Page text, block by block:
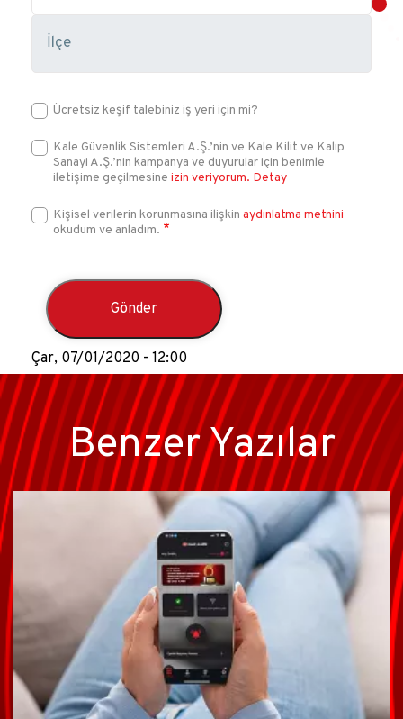
Ücretsiz keşif talebiniz iş yeri için mi?
Kale Güvenlik Sistemleri A.Ş.’nin ve Kale Kilit ve Kalıp
Sanayi A.Ş.’nin kampanya ve duyurular için benimle
iletişime geçilmesine izin veriyorum. Detay
Kişisel verilerin korunmasına ilişkin aydınlatma metnini
okudum ve anladım.
Çar, 07/01/2020 - 12:00
Benzer Yazılar